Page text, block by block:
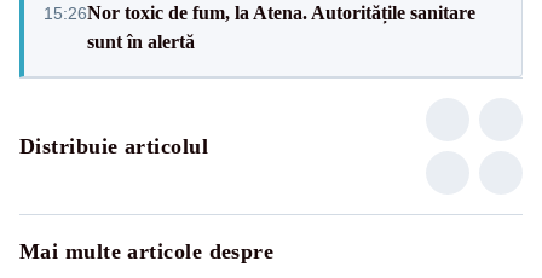
15:26Nor toxic de fum, la Atena. Autoritățile sanitare
sunt în alertă
Distribuie articolul
Mai multe articole despre